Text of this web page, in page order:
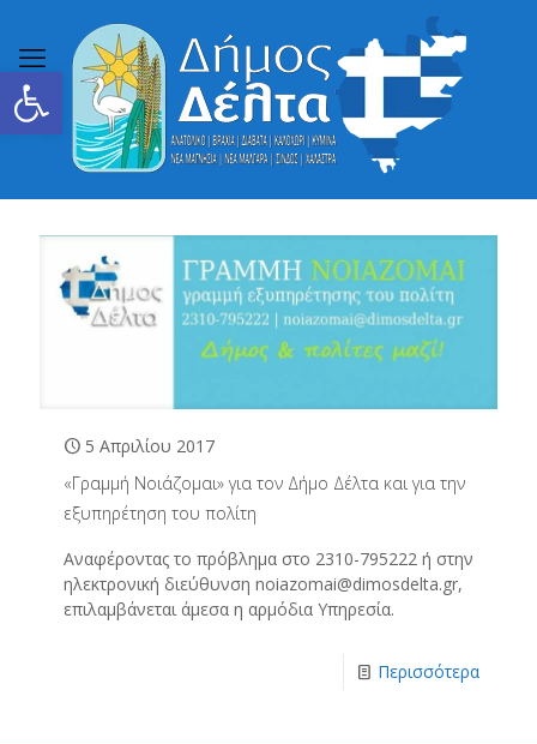
Ανοίξτε τη γραμμή εργαλείων
5 Απριλίου 2017
«Γραμμή Νοιάζομαι» για τον Δήμο Δέλτα και για την
εξυπηρέτηση του πολίτη
Αναφέροντας το πρόβλημα στο 2310-795222 ή στην
ηλεκτρονική διεύθυνση noiazomai@dimosdelta.gr,
επιλαμβάνεται άμεσα η αρμόδια Υπηρεσία.
Περισσότερα